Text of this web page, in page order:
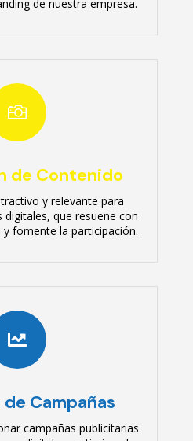
de nuestra empresa.

de Contenido
y relevante para
que resuene con
fomente la participación.

Campañas
campañas publicitarias